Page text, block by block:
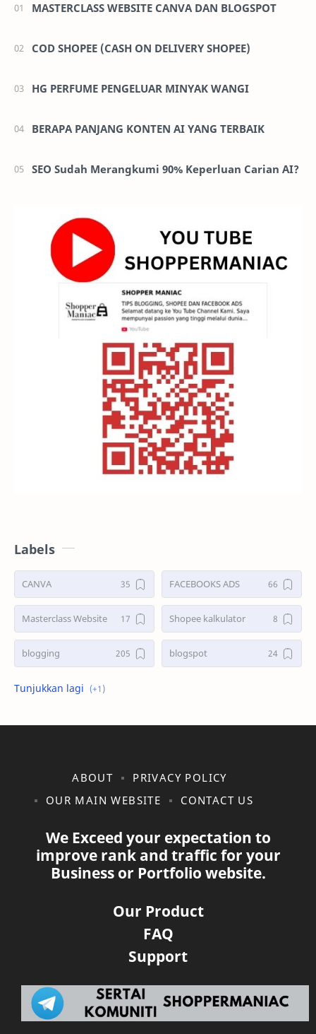
MASTERCLASS WEBSITE CANVA DAN BLOGSPOT
COD SHOPEE (CASH ON DELIVERY SHOPEE)
HG PERFUME PENGELUAR MINYAK WANGI
BERAPA PANJANG KONTEN AI YANG TERBAIK
SEO Sudah Merangkumi 90% Keperluan Carian AI?
Labels
CANVA FACEBOOKS ADS
Masterclass Website Shopee kalkulator
blogging blogspot
shopee
ABOUT
PRIVACY POLICY
OUR MAIN WEBSITE
CONTACT US
We Exceed your expectation to
improve rank and traffic for your
Business or Portfolio website.
Our Product
FAQ
Support